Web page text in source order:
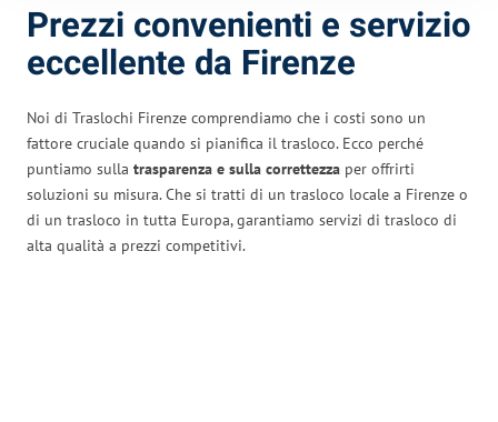
Prezzi convenienti e servizio
eccellente da Firenze
Noi di Traslochi Firenze comprendiamo che i costi sono un
fattore cruciale quando si pianifica il trasloco. Ecco perché
puntiamo sulla trasparenza e sulla correttezza per offrirti
soluzioni su misura. Che si tratti di un trasloco locale a Firenze o
di un trasloco in tutta Europa, garantiamo servizi di trasloco di
alta qualità a prezzi competitivi.